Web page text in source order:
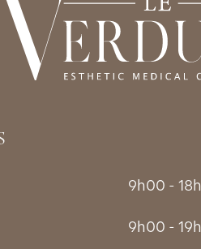
9h00 -
9h00 -